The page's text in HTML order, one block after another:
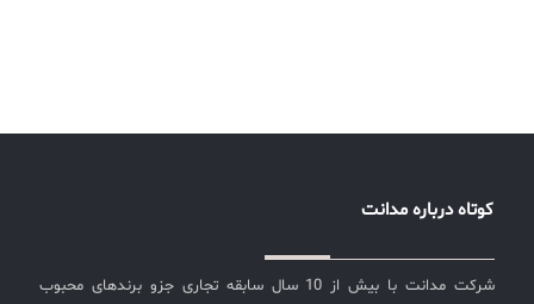
کوتاه درباره مدانت
شرکت مدانت با بیش از 10 سال سابقه تجاری جزو برندهای محبوب